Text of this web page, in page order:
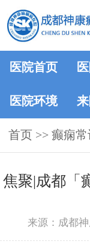
医院首页
医院环境
首页 >> 癫痫常
焦聚|成都「
来源：成都